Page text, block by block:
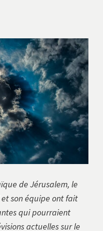
de Jérusalem, le
et son équipe ont fait
qui pourraient
actuelles sur le